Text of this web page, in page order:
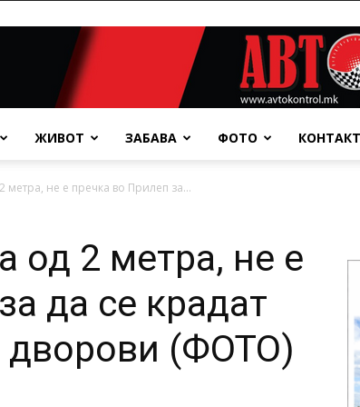
ЖИВОТ ЗАБАВА ФОТО КОНТАКТ
метра, не е пречка во Прилеп за...
од 2 метра, не е
да се крадат
дворови (ФОТО)